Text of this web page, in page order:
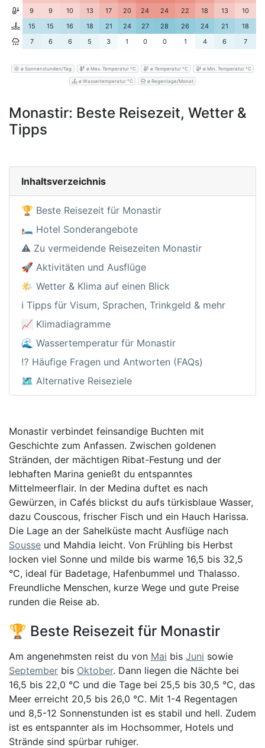
9
9 10 13 17 20 24 24 22 18 13
10
15
15 16 18 21 24 27 28 26 24 21
18
7
6 6 5 3 1 0 0 1 4 6 7
ø Sonnenstunden/Tag ø Max. Temperatur °C ø Temperatur °C ø Min. Temperatur °C
ø Wassertemperatur °C ø Regentage/Monat
Monastir: Beste Reisezeit, Wetter &
Tipps
Inhaltsverzeichnis
🏆 Beste Reisezeit für Monastir
🛏️ Hotel Sonderangebote
⚠️ Zu vermeidende Reisezeiten Monastir
🚀 Aktivitäten und Ausflüge
🌤️ Wetter & Klima auf einen Blick
ℹ️ Tipps für Visum, Sprachen, Trinkgeld & mehr
📈 Klimadiagramme
🌊 Wassertemperatur für Monastir
⁉️ Häufige Fragen und Antworten (FAQs)
🗺️ Alternative Reiseziele
Monastir verbindet feinsandige Buchten mit
Geschichte zum Anfassen. Zwischen goldenen
Stränden, der mächtigen Ribat-Festung und der
lebhaften Marina genießt du entspanntes
Mittelmeerflair. In der Medina duftet es nach
Gewürzen, in Cafés blickst du aufs türkisblaue Wasser,
dazu Couscous, frischer Fisch und ein Hauch Harissa.
Die Lage an der Sahelküste macht Ausflüge nach
Sousse und Mahdia leicht. Von Frühling bis Herbst
locken viel Sonne und milde bis warme 16,5 bis 32,5
°C, ideal für Badetage, Hafenbummel und Thalasso.
Freundliche Menschen, kurze Wege und gute Preise
runden die Reise ab.
🏆 Beste Reisezeit für Monastir
Am angenehmsten reist du von Mai bis Juni sowie
September bis Oktober. Dann liegen die Nächte bei
16,5 bis 22,0 °C und die Tage bei 25,5 bis 30,5 °C, das
Meer erreicht 20,5 bis 26,0 °C. Mit 1-4 Regentagen
und 8,5-12 Sonnenstunden ist es stabil und hell. Zudem
ist es entspannter als im Hochsommer, Hotels und
Strände sind spürbar ruhiger.